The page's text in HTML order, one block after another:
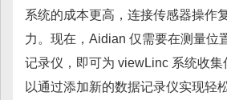
系统的成本更高，连接传感器操作
力。现在，Aidian 仅需要在测量位
记录仪，即可为 viewLinc 系统收
以通过添加新的数据记录仪实现轻